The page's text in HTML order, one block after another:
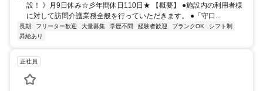
設！ 》月9日休み☆彡年間休日110日★ 【概要】 ●施設内の利用者様
に対して訪問介護業務全般を行っていただきます。 ●「守口...
長期 フリーター歓迎 大量募集 学歴不問 経験者歓迎 ブランクOK
シフト制
昇給あり
正社員